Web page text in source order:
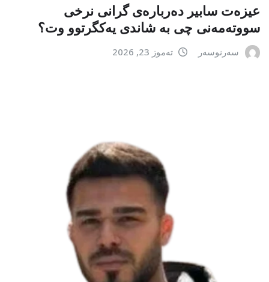
عیزەت سابیر دەربارەی گرانی نرخی
سووتەمەنی چی بە شاندی یەکگرتوو وت؟
سەرنوسەر تەموز 23, 2026